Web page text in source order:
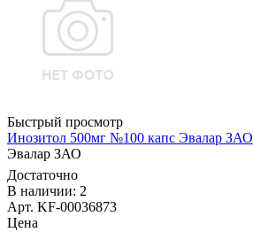
Быстрый просмотр
Инозитол 500мг №100 капс Эвалар ЗАО
Эвалар ЗАО
Достаточно
В наличии: 2
Арт. KF-00036873
Цена